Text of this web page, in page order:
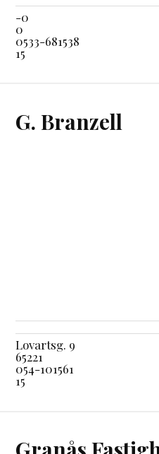
-0
0
0533-681538
15
G. Branzell
Lovartsg. 9
65221
054-101561
15